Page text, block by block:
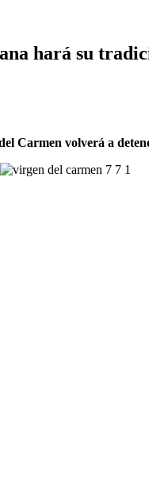
hará su
Carmen volverá a